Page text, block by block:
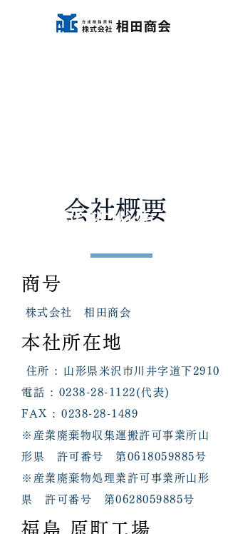
会社概要
​業務内容
商号
株式会社 相田商会
本社所在地
住所 : 山形県米沢市川井字道下2910
電話 : 0238-28-1122(代表)
FAX : 0238-28-1489
※産業廃棄物収集運搬許可事業所山
形県 許可番号 第0618059885号
※産業廃棄物処理業許可事業所山形
県 許可番号 第0628059885号
​福島 原町工場